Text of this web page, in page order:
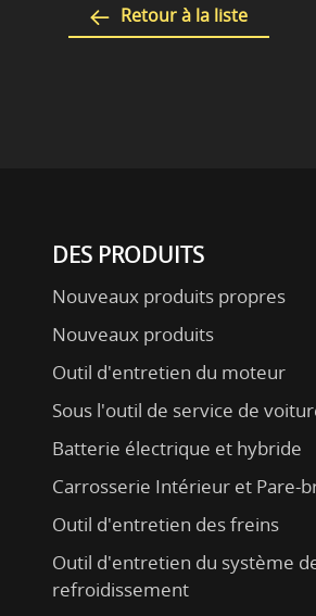
Retour à la liste
DES PRODUITS
Nouveaux produits propres
Nouveaux produits
Outil d'entretien du moteur
Sous l'outil de service de
Batterie électrique et hybride
Carrosserie Intérieur et Pare-
Outil d'entretien des freins
Outil d'entretien du système
refroidissement